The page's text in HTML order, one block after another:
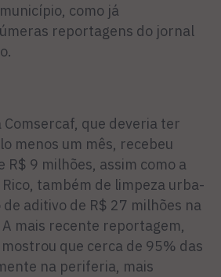
como já
reporta­gens do jornal
Comsercaf, que deveria ter
menos um mês, recebeu
R$ 9 milhões, assim como a
também de limpeza urba­
aditivo de R$ 27 milhões na
mais recente reportagem,
que cerca de 95% das
na periferia, mais